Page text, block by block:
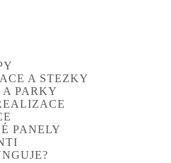
A STEZKY
PARKY
PANELY